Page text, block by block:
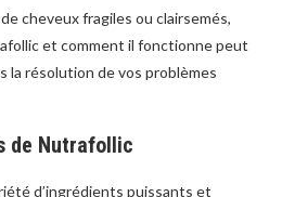
cheveux fragiles ou clairsemés,
et comment il fonctionne peut
la résolution de vos problèmes
de Nutrafollic
d’ingrédients puissants et